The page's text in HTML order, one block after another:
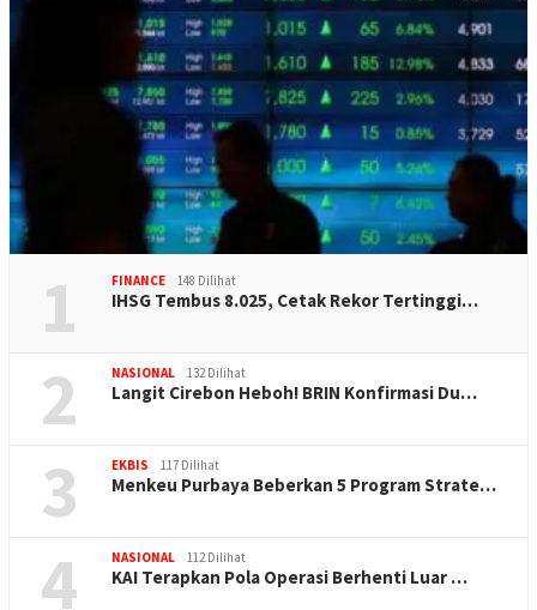
1 FINANCE 148 Dilihat
IHSG Tembus 8.025, Cetak Rekor Tertinggi…
2 NASIONAL 132 Dilihat
Langit Cirebon Heboh! BRIN Konfirmasi Du…
3 EKBIS 117 Dilihat
Menkeu Purbaya Beberkan 5 Program Strate…
4 NASIONAL 112 Dilihat
KAI Terapkan Pola Operasi Berhenti Luar …